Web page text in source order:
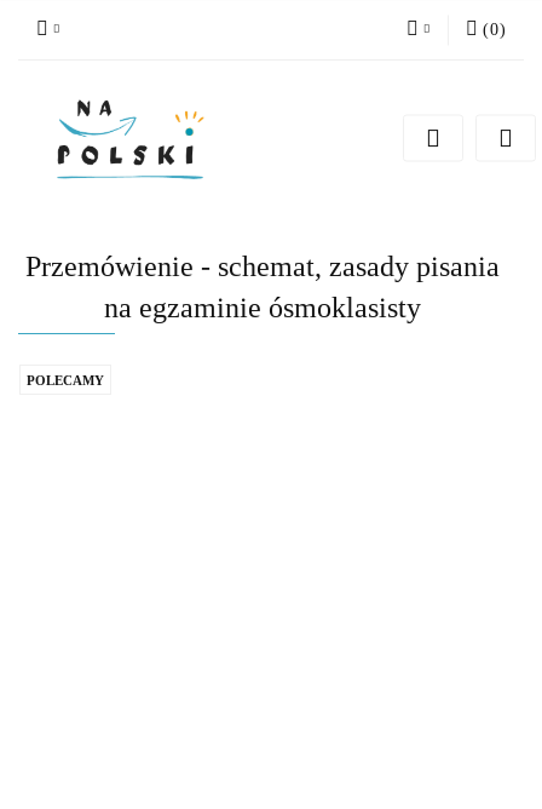
Zarejestruj się
(0)
Przemówienie - schemat, zasady pisania
na egzaminie ósmoklasisty
POLECAMY